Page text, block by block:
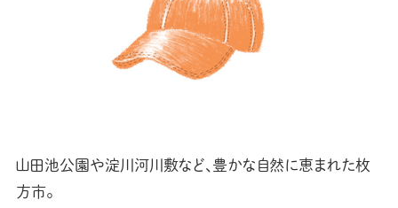
山田池公園や淀川河川敷など、豊かな自然に恵まれた枚
方市。